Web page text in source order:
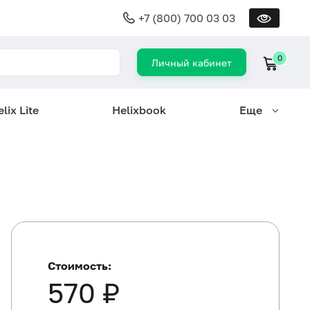
+7 (800) 700 03 03
Личный кабинет 0
Lite Helixbook Еще
Стоимость:
570 ₽